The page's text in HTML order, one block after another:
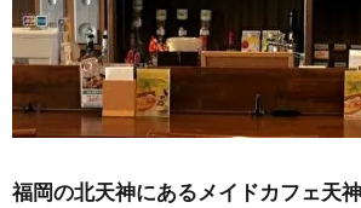
福岡の北天神にあるメイドカフェ天